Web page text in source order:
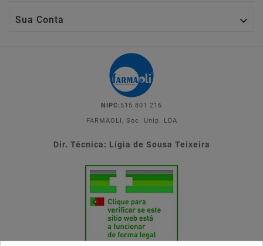
Sua Conta 
NIPC: 515 801 216
FARMAOLI, Soc. Unip. LDA
Dir. Técnica: Lígia de Sousa Teixeira